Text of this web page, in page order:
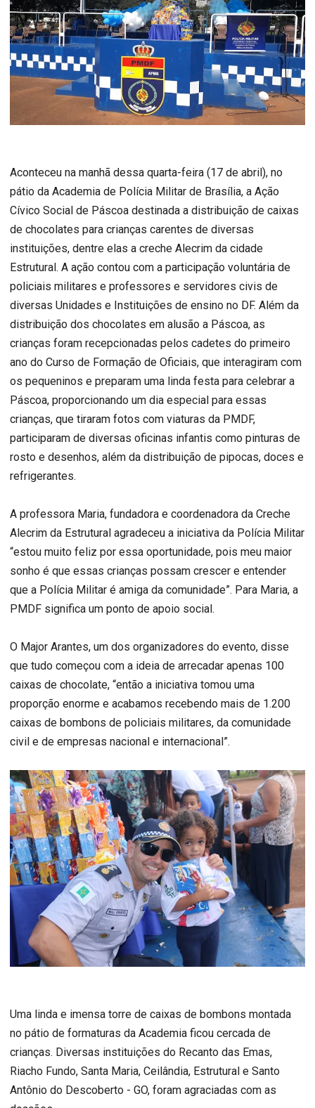
Aconteceu na manhã dessa quarta-feira (17 de abril), no
pátio da Academia de Polícia Militar de Brasília, a Ação
Cívico Social de Páscoa destinada a distribuição de caixas
de chocolates para crianças carentes de diversas
instituições, dentre elas a creche Alecrim da cidade
Estrutural. A ação contou com a participação voluntária de
policiais militares e professores e servidores civis de
diversas Unidades e Instituições de ensino no DF. Além da
distribuição dos chocolates em alusão a Páscoa, as
crianças foram recepcionadas pelos cadetes do primeiro
ano do Curso de Formação de Oficiais, que interagiram com
os pequeninos e preparam uma linda festa para celebrar a
Páscoa, proporcionando um dia especial para essas
crianças, que tiraram fotos com viaturas da PMDF,
participaram de diversas oficinas infantis como pinturas de
rosto e desenhos, além da distribuição de pipocas, doces e
refrigerantes.
A professora Maria, fundadora e coordenadora da Creche
Alecrim da Estrutural agradeceu a iniciativa da Polícia Militar
“estou muito feliz por essa oportunidade, pois meu maior
sonho é que essas crianças possam crescer e entender
que a Polícia Militar é amiga da comunidade”. Para Maria, a
PMDF significa um ponto de apoio social.
O Major Arantes, um dos organizadores do evento, disse
que tudo começou com a ideia de arrecadar apenas 100
caixas de chocolate, “então a iniciativa tomou uma
proporção enorme e acabamos recebendo mais de 1.200
caixas de bombons de policiais militares, da comunidade
civil e de empresas nacional e internacional”.
Uma linda e imensa torre de caixas de bombons montada
no pátio de formaturas da Academia ficou cercada de
crianças. Diversas instituições do Recanto das Emas,
Riacho Fundo, Santa Maria, Ceilândia, Estrutural e Santo
Antônio do Descoberto - GO, foram agraciadas com as